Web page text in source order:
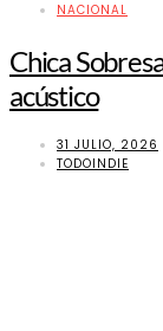
NACIONAL
Chica
acústico
31 JULIO, 2026
TODOINDIE